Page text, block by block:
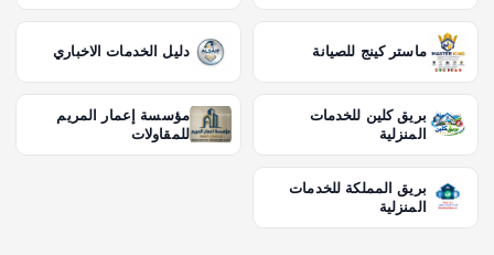
ماستر كينج للصيانة دليل الخدمات الاخباري
بريق كلين للخدمات
المنزلية
مؤسسة إعمار المريم
للمقاولات
بريق المملكة للخدمات
المنزلية